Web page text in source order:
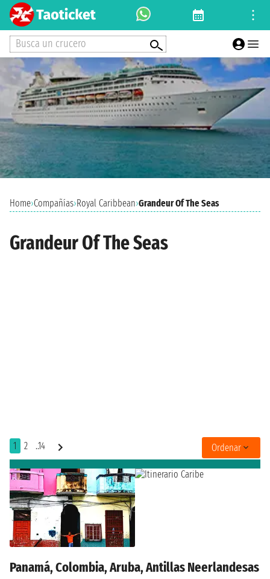
Busca un crucero
Home›Compañías›Royal Caribbean›Grandeur Of The Seas
Grandeur Of The Seas
1 2 ..14 Ordenar
Panamá, Colombia, Aruba, Antillas Neerlandesas